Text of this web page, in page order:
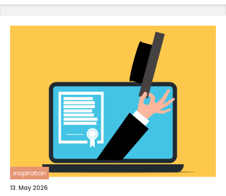
inspiration
13. May 2026